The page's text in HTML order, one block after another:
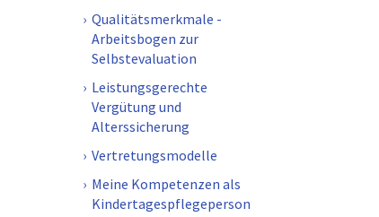
Qualitätsmerkmale -
Arbeitsbogen zur
Selbstevaluation
Leistungsgerechte
Vergütung und
Alterssicherung
Vertretungsmodelle
Meine Kompetenzen als
Kindertagespflegeperson